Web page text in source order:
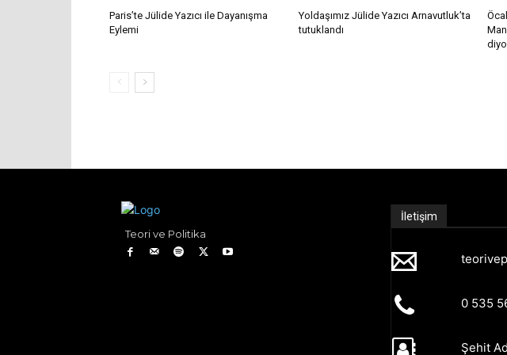
Paris’te Jülide Yazıcı ile Dayanışma
Eylemi
Yoldaşımız Jülide Yazıcı Arnavutluk’ta
tutuklandı
Teori ve Politika
İletişim
0 535
Şehit